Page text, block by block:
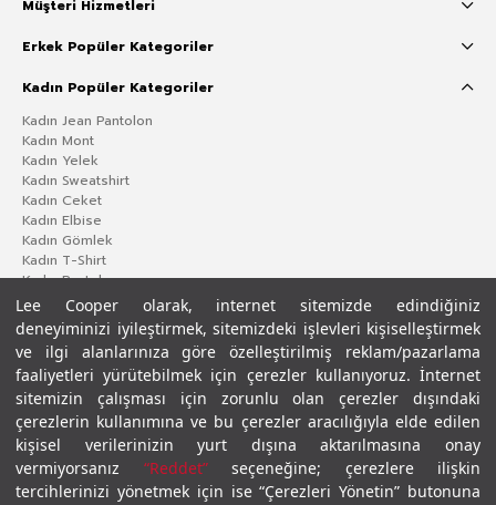
Lee Cooper olarak, internet sitemizde edindiğiniz
deneyiminizi iyileştirmek, sitemizdeki işlevleri kişiselleştirmek
ve ilgi alanlarınıza göre özelleştirilmiş reklam/pazarlama
faaliyetleri yürütebilmek için çerezler kullanıyoruz. İnternet
sitemizin çalışması için zorunlu olan çerezler dışındaki
çerezlerin kullanımına ve bu çerezler aracılığıyla elde edilen
kişisel verilerinizin yurt dışına aktarılmasına onay
vermiyorsanız “Reddet”seçeneğine; çerezlere ilişkin
tercihlerinizi yönetmek için ise “Çerezleri Yönetin” butonuna
Müşteri Hizmetleri
Erkek Popüler Kategoriler
Kadın Popüler Kategoriler
Kadın Jean Pantolon
Kadın Mont
Kadın Yelek
Kadın Sweatshirt
Kadın Ceket
Kadın Elbise
Kadın Gömlek
Kadın T-Shirt
Kadın Pantolon
Gizlilik PolitikasıÇerez PolitikasıKVKK Aydınlatma MetniŞartlar ve Koşullar